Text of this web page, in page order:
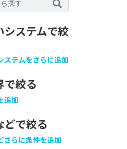
システムで絞
ステムをさらに追加
で絞る
追加
どで絞る
さらに条件を追加